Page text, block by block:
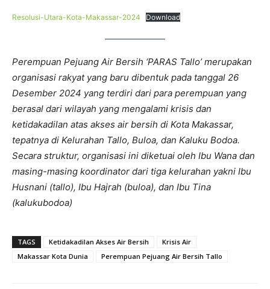
Resolusi-Utara-Kota-Makassar-2024 Download
Perempuan Pejuang Air Bersih ‘PARAS Tallo’ merupakan
organisasi rakyat yang baru dibentuk pada tanggal 26
Desember 2024 yang terdiri dari para perempuan yang
berasal dari wilayah yang mengalami krisis dan
ketidakadilan atas akses air bersih di Kota Makassar,
tepatnya di Kelurahan Tallo, Buloa, dan Kaluku Bodoa.
Secara struktur, organisasi ini diketuai oleh Ibu Wana dan
masing-masing koordinator dari tiga kelurahan yakni Ibu
Husnani (tallo), Ibu Hajrah (buloa), dan Ibu Tina
(kalukubodoa)
TAGS Ketidakadilan Akses Air Bersih
Krisis Air
Makassar Kota Dunia
Perempuan Pejuang Air Bersih Tallo